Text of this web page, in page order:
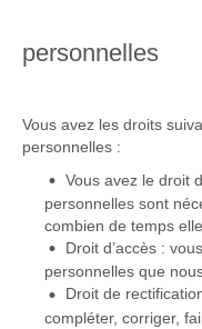
personnelles
Vous avez les droits
personnelles :
Vous avez le droit
personnelles sont
combien de temps
Droit d’accès :
personnelles que
Droit de
compléter, corriger,